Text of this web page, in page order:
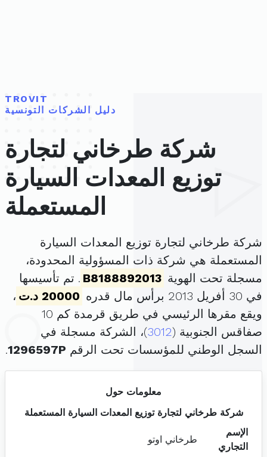
TROVIT
دليل الشركات التونسية
شركة طرخاني لتجارة
توزيع المعدات السيارة
المستعملة
شركة طرخاني لتجارة توزيع المعدات السيارة
المستعملة هي شركة ذات المسؤولية المحدودة،
مسجلة تحت الهوية B8188892013 . تم تأسيسها
في 30 أفريل 2013 برأس مال قدره
20000 د.ت
،
ويقع مقرها الرئيسي في طريق قرمدة كم 10
صفاقس الجنوبية (3012)، الشركة مسجلة في
السجل الوطني للمؤسسات تحت الرقم 1296597P
.
معلومات حول
شركة طرخاني لتجارة توزيع المعدات السيارة المستعملة
الإسم
التجاري
طرخاني اوتو